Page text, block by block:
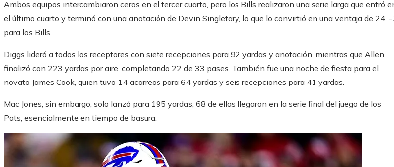
Ambos equipos intercambiaron ceros en el tercer cuarto, pero los Bills realizaron una serie larga que entró
el último cuarto y terminó con una anotación de Devin Singletary, lo que lo convirtió en una ventaja de 24. -
para los Bills.
Diggs lideró a todos los receptores con siete recepciones para 92 yardas y anotación, mientras que Allen
finalizó con 223 yardas por aire, completando 22 de 33 pases. También fue una noche de fiesta para el
novato James Cook, quien tuvo 14 acarreos para 64 yardas y seis recepciones para 41 yardas.
Mac Jones, sin embargo, solo lanzó para 195 yardas, 68 de ellas llegaron en la serie final del juego de los
Pats, esencialmente en tiempo de basura.